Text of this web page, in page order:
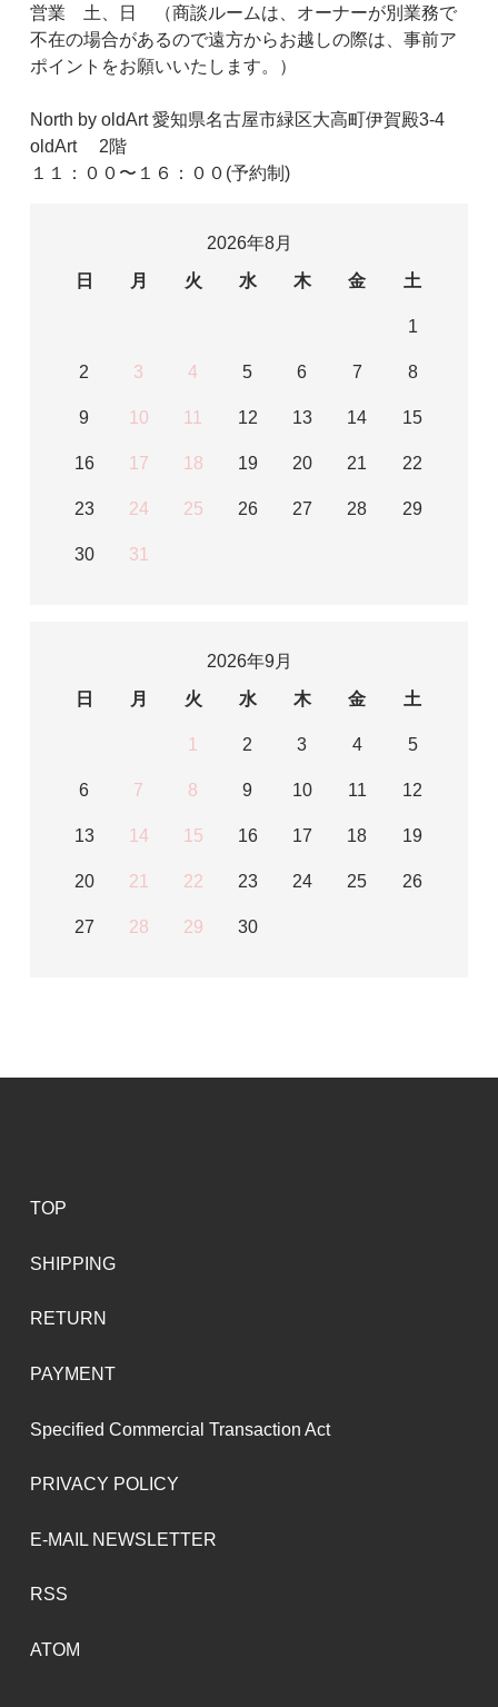
営業 土、日 （商談ルームは、オーナーが別業務で
不在の場合があるので遠方からお越しの際は、事前ア
ポイントをお願いいたします。）
North by oldArt 愛知県名古屋市緑区大高町伊賀殿3-4
oldArt 2階
１１：００〜１６：００(予約制)
2026年8月
日
月 火 水 木 金 土
1
2 3 4 5 6 7 8
9 10 11 12 13 14 15
16 17 18 19 20 21 22
23 24 25 26 27 28 29
30 31
2026年9月
日
月 火 水 木 金 土
1 2 3 4 5
6 7 8 9 10 11 12
13 14 15 16 17 18 19
20 21 22 23 24 25 26
27 28 29 30
TOP
SHIPPING
RETURN
PAYMENT
Specified Commercial Transaction Act
PRIVACY POLICY
E-MAIL NEWSLETTER
RSS
ATOM